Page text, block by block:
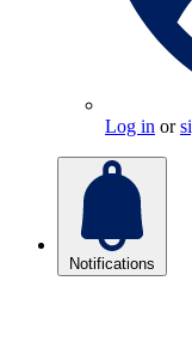
Log in or
Notifications